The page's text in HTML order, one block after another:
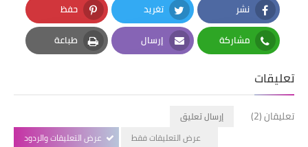
نشر
Facebook
تغريد
Twitter
حفظ
Pinterest
مشاركة
Whatsapp
إرسال
Email
طباعة
Print
تعليقات
تعليقان (2)
إرسال تعليق
عرض التعليقات فقط
عرض التعليقات والردود